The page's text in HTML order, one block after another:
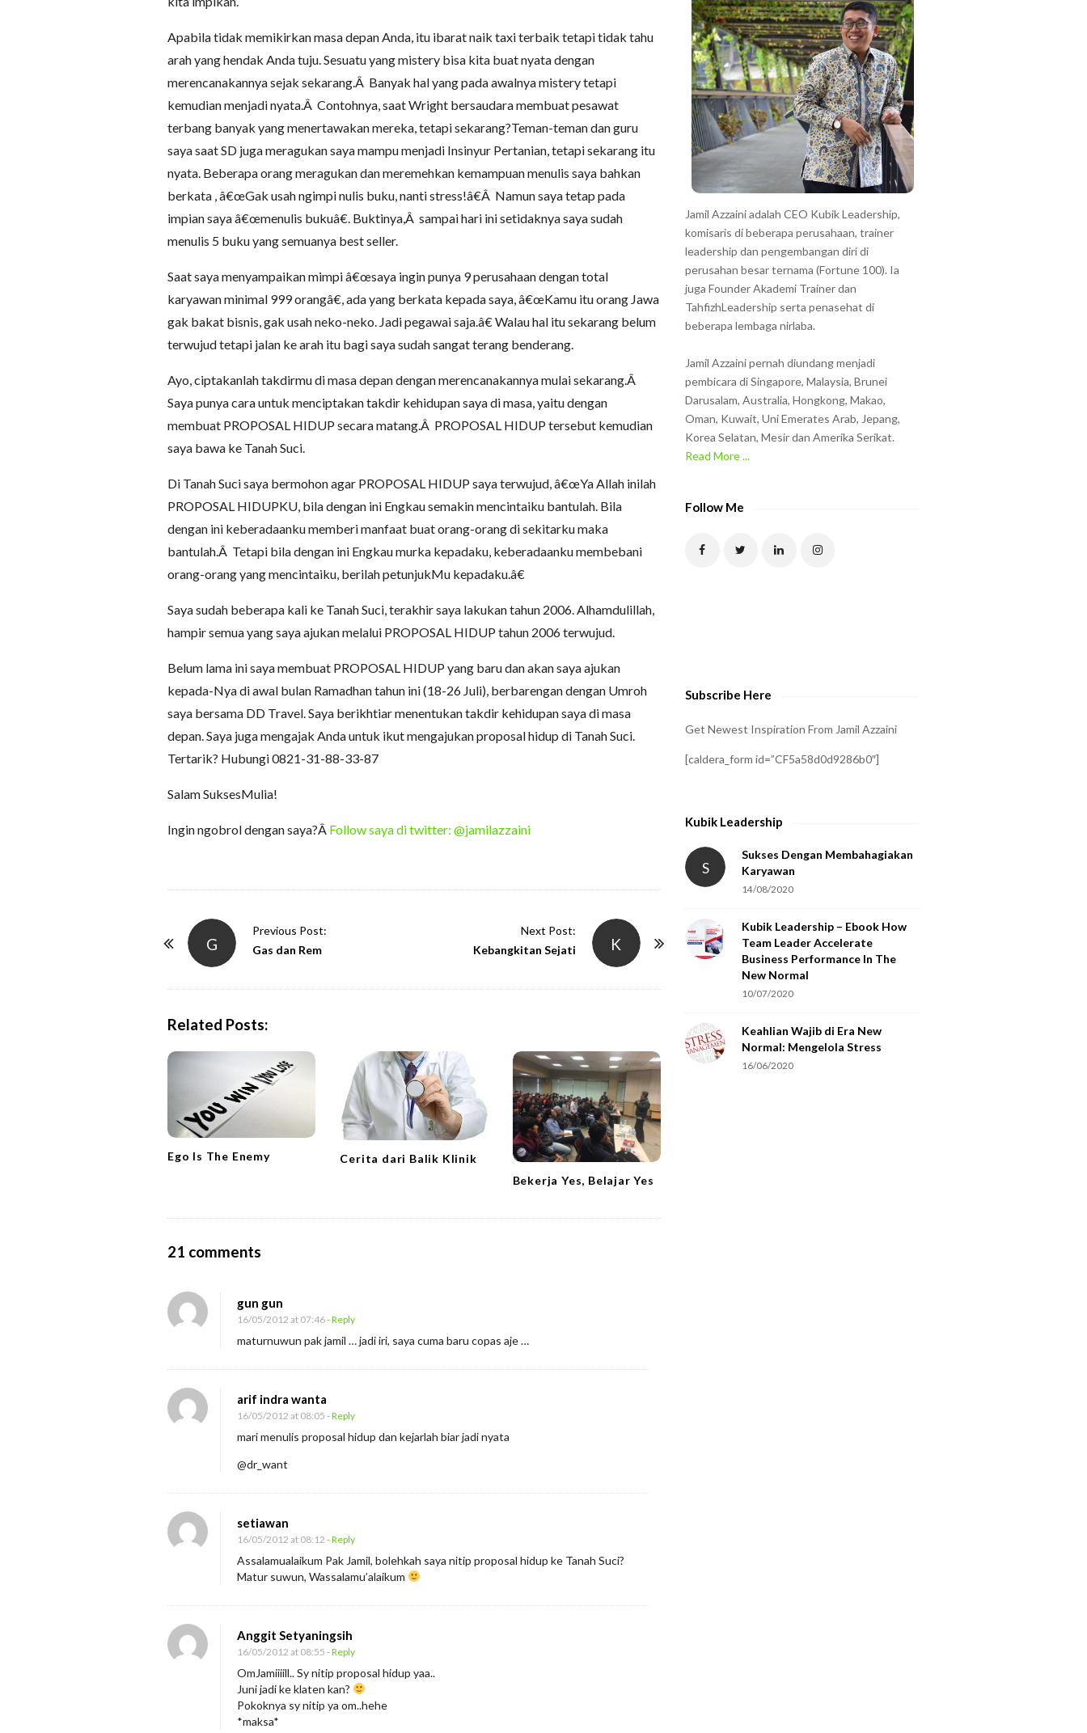
Apabila tidak memikirkan masa depan Anda, itu ibarat naik taxi terbaik tetapi tidak tahu
arah yang hendak Anda tuju. Sesuatu yang mistery bisa kita buat nyata dengan
merencanakannya sejak sekarang.Â Banyak hal yang pada awalnya mistery tetapi
kemudian menjadi nyata.Â Contohnya, saat Wright bersaudara membuat pesawat
terbang banyak yang menertawakan mereka, tetapi sekarang?Teman-teman dan guru
saya saat SD juga meragukan saya mampu menjadi Insinyur Pertanian, tetapi sekarang itu
nyata. Beberapa orang meragukan dan meremehkan kemampuan menulis saya bahkan
berkata , â€œGak usah ngimpi nulis buku, nanti stress!â€Â Namun saya tetap pada
impian saya â€œmenulis bukuâ€. Buktinya,Â sampai hari ini setidaknya saya sudah
menulis 5 buku yang semuanya best seller.
Saat saya menyampaikan mimpi â€œsaya ingin punya 9 perusahaan dengan total
karyawan minimal 999 orangâ€, ada yang berkata kepada saya, â€œKamu itu orang Jawa
gak bakat bisnis, gak usah neko-neko. Jadi pegawai saja.â€ Walau hal itu sekarang belum
terwujud tetapi jalan ke arah itu bagi saya sudah sangat terang benderang.
Ayo, ciptakanlah takdirmu di masa depan dengan merencanakannya mulai sekarang.Â
Saya punya cara untuk menciptakan takdir kehidupan saya di masa, yaitu dengan
membuat PROPOSAL HIDUP secara matang.Â PROPOSAL HIDUP tersebut kemudian
saya bawa ke Tanah Suci.
Di Tanah Suci saya bermohon agar PROPOSAL HIDUP saya terwujud, â€œYa Allah inilah
PROPOSAL HIDUPKU, bila dengan ini Engkau semakin mencintaiku bantulah. Bila
dengan ini keberadaanku memberi manfaat buat orang-orang di sekitarku maka
bantulah.Â Tetapi bila dengan ini Engkau murka kepadaku, keberadaanku membebani
orang-orang yang mencintaiku, berilah petunjukMu kepadaku.â€
Saya sudah beberapa kali ke Tanah Suci, terakhir saya lakukan tahun 2006. Alhamdulillah,
hampir semua yang saya ajukan melalui PROPOSAL HIDUP tahun 2006 terwujud.
Belum lama ini saya membuat PROPOSAL HIDUP yang baru dan akan saya ajukan
kepada-Nya di awal bulan Ramadhan tahun ini (18-26 Juli), berbarengan dengan Umroh
saya bersama DD Travel. Saya berikhtiar menentukan takdir kehidupan saya di masa
depan. Saya juga mengajak Anda untuk ikut mengajukan proposal hidup di Tanah Suci.
Tertarik? Hubungi 0821-31-88-33-87
Salam SuksesMulia!
Ingin ngobrol dengan saya?Â Follow saya di twitter: @jamilazzaini
G
Previous Post:
Gas dan Rem
K
Next Post:
Kebangkitan Sejati
Related Posts:
Ego Is The Enemy
Cerita dari Balik Klinik
Bekerja Yes, Belajar Yes
21 comments
e
n
k
T
a
d
i
r
d
gun gun
16/05/2012 at 07:46- Reply
maturnuwun pak jamil … jadi iri, saya cuma baru copas aje …
arif indra wanta
16/05/2012 at 08:05 - Reply
mari menulis proposal hidup dan kejarlah biar jadi nyata
@dr_want
setiawan
16/05/2012 at 08:12 - Reply
Assalamualaikum Pak Jamil, bolehkah saya nitip proposal hidup ke Tanah Suci?
Matur suwun, Wassalamu’alaikum
Anggit Setyaningsih
16/05/2012 at 08:55 - Reply
OmJamiiiill.. Sy nitip proposal hidup yaa..
Juni jadi ke klaten kan?
Pokoknya sy nitip ya om..hehe
*maksa*
Jamil Azzaini adalah CEO Kubik Leadership,
komisaris di beberapa perusahaan, trainer
leadership dan pengembangan diri di
perusahan besar ternama (Fortune 100). Ia
juga Founder Akademi Trainer dan
TahfizhLeadership serta penasehat di
beberapa lembaga nirlaba.
Jamil Azzaini pernah diundang menjadi
pembicara di Singapore, Malaysia, Brunei
Darusalam, Australia, Hongkong, Makao,
Oman, Kuwait, Uni Emerates Arab, Jepang,
Korea Selatan, Mesir dan Amerika Serikat.
Read More ...
Follow Me
Subscribe Here
Get Newest Inspiration From Jamil Azzaini
[caldera_form id=”CF5a58d0d9286b0″]
Kubik Leadership
S
Sukses Dengan Membahagiakan
Karyawan
14/08/2020
Kubik Leadership – Ebook How
Team Leader Accelerate
Business Performance In The
New Normal
10/07/2020
Keahlian Wajib di Era New
Normal: Mengelola Stress
16/06/2020